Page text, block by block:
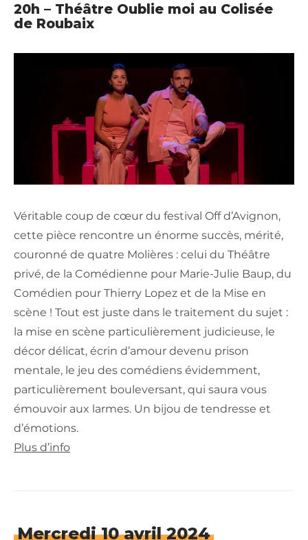
20h – Théâtre Oublie moi au Colisée
de Roubaix
Véritable coup de cœur du festival Off d’Avignon,
cette pièce rencontre un énorme succès, mérité,
couronné de quatre Molières : celui du Théâtre
privé, de la Comédienne pour Marie-Julie Baup, du
Comédien pour Thierry Lopez et de la Mise en
scène ! Tout est juste dans le traitement du sujet :
la mise en scène particulièrement judicieuse, le
décor délicat, écrin d’amour devenu prison
mentale, le jeu des comédiens évidemment,
particulièrement bouleversant, qui saura vous
émouvoir aux larmes. Un bijou de tendresse et
d’émotions.
Plus d’info
Mercredi 10 avril 2024